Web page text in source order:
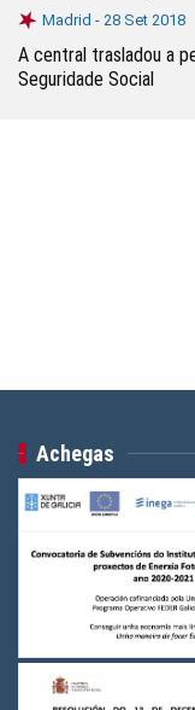
Madrid - 28 Set 2018
A central trasladou a
Seguridade Social
Achegas